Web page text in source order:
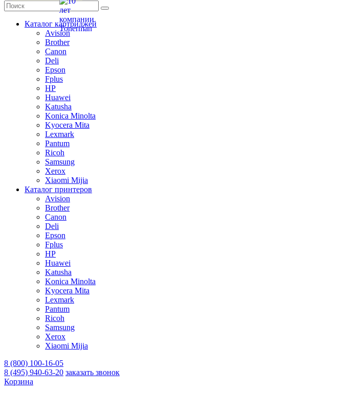
Каталог картриджей
Avision
Brother
Canon
Deli
Epson
Fplus
HP
Huawei
Katusha
Konica Minolta
Kyocera Mita
Lexmark
Pantum
Ricoh
Samsung
Xerox
Xiaomi Mijia
Каталог принтеров
Avision
Brother
Canon
Deli
Epson
Fplus
HP
Huawei
Katusha
Konica Minolta
Kyocera Mita
Lexmark
Pantum
Ricoh
Samsung
Xerox
Xiaomi Mijia
8 (800) 100-16-05
8 (495) 940-63-20 заказать звонок
Корзина